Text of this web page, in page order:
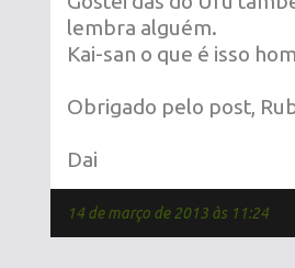
lembra alguém.
Kai-san o que é isso
Obrigado pelo post,
Dai
14 de março de 2013 às 11:24